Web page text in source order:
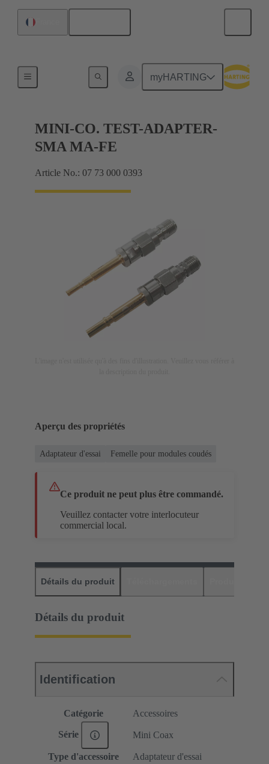
myHARTING
MINI-CO. TEST-ADAPTER-
SMA MA-FE
Article No.: 07 73 000 0393
Aperçu des propriétés
Adaptateur d'essai Femelle pour modules coudés
Ce produit ne peut plus être commandé.
Veuillez contacter votre interlocuteur
commercial local.
Détails du produit
Détails du produit
Identification
Catégorie Accessoires
Série Mini Coax
Type d'accessoire
Adaptateur d'essai